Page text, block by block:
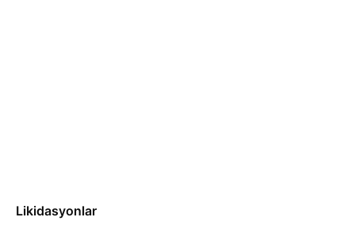
Likidasyonlar